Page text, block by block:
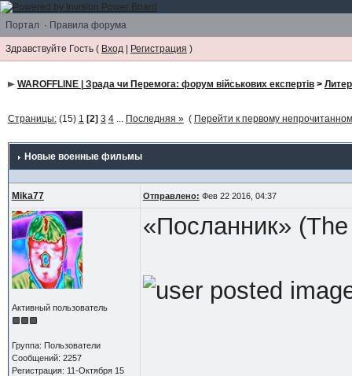
Портал · Правила форума
Здравствуйте Гость ( Вход | Регистрация )
WAROFFLINE | Зрада чи Перемога: форум військових експертів>
Страницы:(15) 1 [2] 3 4... Последняя » ( Перейти к первому
Новые военные фильмы
Mika77 Отправлено: Фев 22 2016, 04:37
Активный пользователь
Группа: Пользователи
Сообщений: 2257
Регистрация: 11-Октября 15
«Посланник»